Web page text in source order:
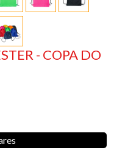
- COPA DO